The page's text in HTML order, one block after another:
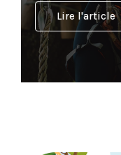
Lire l'article